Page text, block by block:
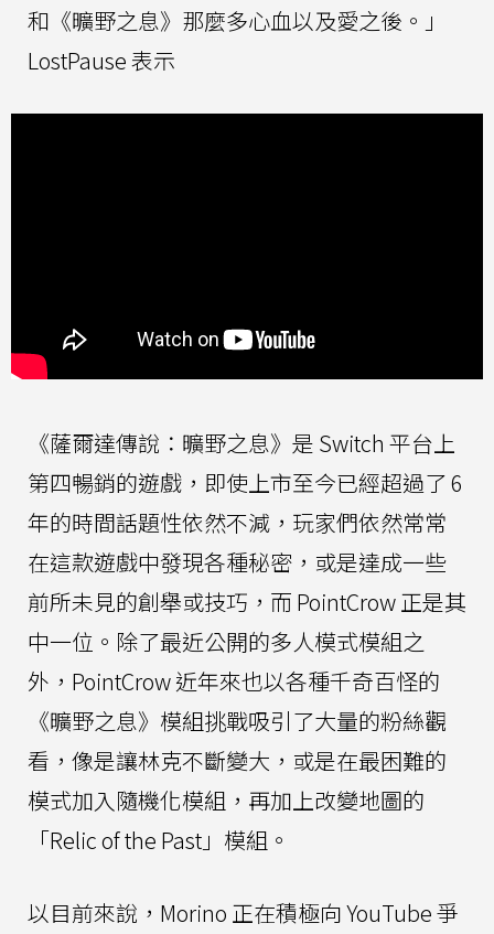
和《曠野之息》那麼多心血以及愛之後。」
LostPause 表示
《薩爾達傳說：曠野之息》是 Switch 平台上
第四暢銷的遊戲，即使上市至今已經超過了 6
年的時間話題性依然不減，玩家們依然常常
在這款遊戲中發現各種秘密，或是達成一些
前所未見的創舉或技巧，而 PointCrow 正是其
中一位。除了最近公開的多人模式模組之
外，PointCrow 近年來也以各種千奇百怪的
《曠野之息》模組挑戰吸引了大量的粉絲觀
看，像是讓林克不斷變大，或是在最困難的
模式加入隨機化模組，再加上改變地圖的
「Relic of the Past」模組。
以目前來說，Morino 正在積極向 YouTube 爭